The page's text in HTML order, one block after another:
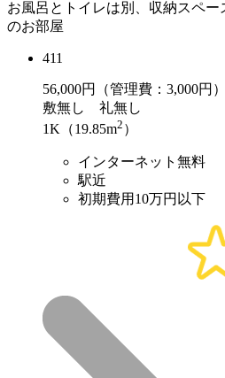
お風呂とトイレは別、収納スペ
のお部屋
411
56,000円（管理費：3,000円）
敷無し 礼無し
1K（19.85m2 ）
インターネット無料
駅近
初期費用10万円以下